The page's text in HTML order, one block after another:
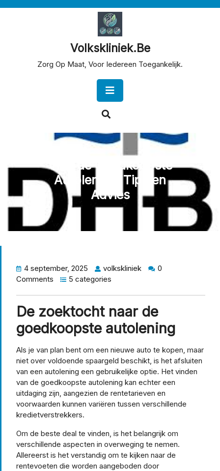
Volkskliniek.be
Zorg Op Maat, Voor Iedereen Toegankelijk.
Button
Vind de Goedkoopste
Autolening: Tips en
Advies
4 september, 2025 volkskliniek
0
Comments
5 categories
De zoektocht naar de
goedkoopste autolening
Als je van plan bent om een nieuwe auto te kopen, maar
niet over voldoende spaargeld beschikt, is het afsluiten
van een autolening een gebruikelijke optie. Het vinden
van de goedkoopste autolening kan echter een
uitdaging zijn, aangezien de rentetarieven en
voorwaarden kunnen variëren tussen verschillende
kredietverstrekkers.
Om de beste deal te vinden, is het belangrijk om
verschillende aspecten in overweging te nemen.
Allereerst is het verstandig om te kijken naar de
rentevoeten die worden aangeboden door